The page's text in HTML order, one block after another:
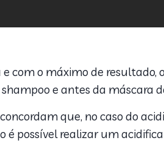
com o máximo de
e antes da máscara
que, no caso do
é possível realizar um